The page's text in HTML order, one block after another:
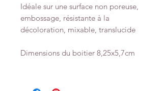
Idéale sur une surface non poreuse,
embossage, résistante à la
décoloration, mixable, translucide
Dimensions du boitier 8,25x5,7cm